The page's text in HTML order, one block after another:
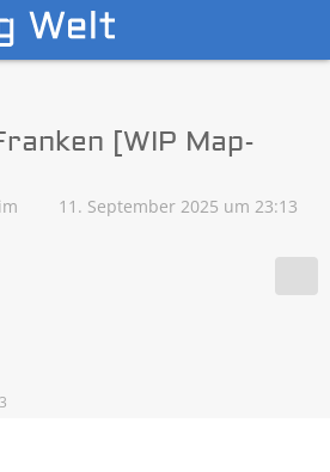
[WIP Map-
11. September 2025 um 23:13